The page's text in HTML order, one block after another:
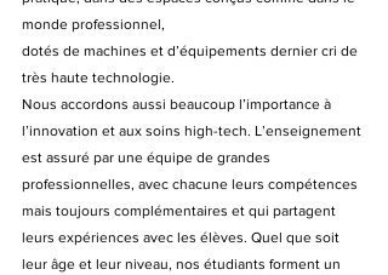
monde professionnel,
dotés de machines et d’équipements dernier cri de
très haute technologie.
Nous accordons aussi beaucoup l’importance à
l’innovation et aux soins high-tech. L’enseignement
est assuré par une équipe de grandes
professionnelles, avec chacune leurs compétences
mais toujours complémentaires et qui partagent
leurs expériences avec les élèves. Quel que soit
leur âge et leur niveau, nos étudiants forment un